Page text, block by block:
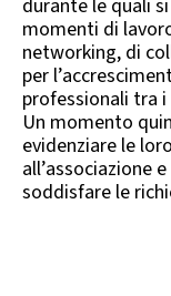
durante le quali
momenti di
networking, di
per
professionali tra
Un momento
evidenziare le
all’associazione
soddisfare le